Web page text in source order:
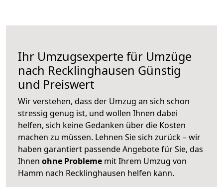
Ihr Umzugsexperte für Umzüge
nach Recklinghausen Günstig
und Preiswert
Wir verstehen, dass der Umzug an sich schon
stressig genug ist, und wollen Ihnen dabei
helfen, sich keine Gedanken über die Kosten
machen zu müssen. Lehnen Sie sich zurück – wir
haben garantiert passende Angebote für Sie, das
Ihnen ohne Probleme mit Ihrem Umzug von
Hamm nach Recklinghausen helfen kann.